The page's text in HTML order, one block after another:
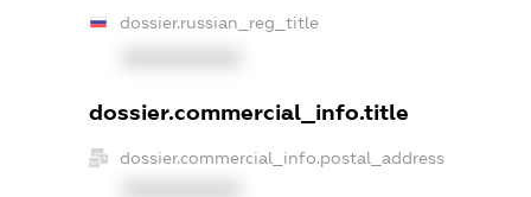
dossier.russian_reg_title
dossier.commercial_info.title
dossier.commercial_info.postal_address